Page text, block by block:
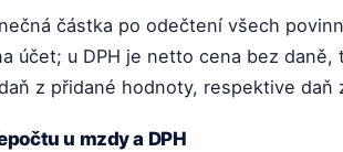
částka po odečtení všech
účet; u DPH je netto cena bez
z přidané hodnoty, respektive daň
u mzdy a DPH